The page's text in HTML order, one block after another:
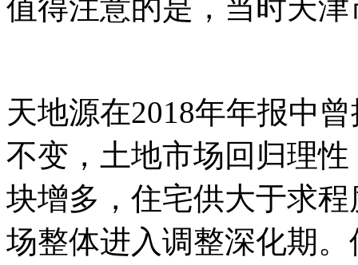
值得注意的是，当时天
天地源在2018年年报中
不变，土地市场回归理
块增多，住宅供大于求
场整体进入调整深化期